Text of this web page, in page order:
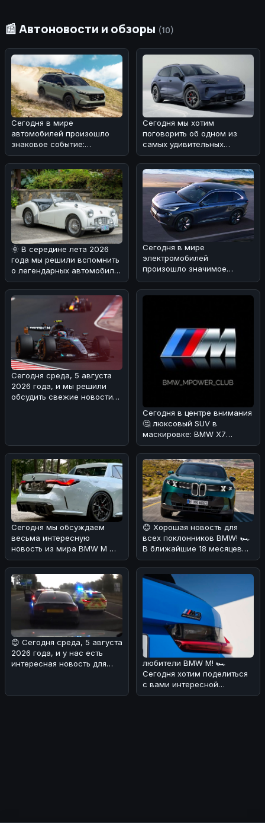
📰 Автоновости и обзоры (10)
Сегодня в мире
автомобилей произошло
знаковое событие:
компания Honda отчиталась
о рекордных продажа
Сегодня мы хотим
поговорить об одном из
самых удивительных
автомобилей
современности -
электрическом
🌞 В середине лета 2026
года мы решили вспомнить
о легендарных автомобилях
прошлого. Наша мысль
пере
Сегодня в мире
электромобилей
произошло значимое
Motors и SAIC Motor объяв
Сегодня среда, 5 августа
2026 года, и мы решили
обсудить свежие новости
Сегодня в центре внимания
🤔 люксовый SUV в
маскировке: BMW X7
Individual в Urban Green
🌿.Редакция
Сегодня мы обсуждаем
весьма интересную
новость из мира BMW M 🔥.
В Калифорнии местный
мастер решил п
😊 Хорошая новость для
всех поклонников BMW! 🏎
В ближайшие 18 месяцев
Мюнхен планирует
наводнить ры
😊 Сегодня среда, 5 августа
2026 года, и у нас есть
интересная новость для
любители BMW M! 🏎
Сегодня хотим поделиться
с вами интересной
новостью: следующее